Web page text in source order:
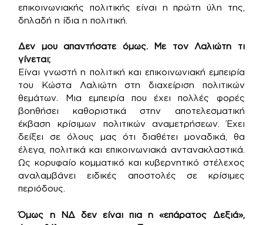
επικοινωνιακής πολιτικής είναι η πρώτη ύλη της,
δηλαδή η ίδια η πολιτική.
Δεν μου απαντήσατε όμως. Με τον Λαλιώτη τι
γίνεται;
Είναι γνωστή η πολιτική και επικοινωνιακή εμπειρία
του Κώστα Λαλιώτη στη διαχείριση πολιτικών
θεμάτων. Μια εμπειρία που έχει πολλές φορές
βοηθήσει καθοριστικά στην αποτελεσματική
έκβαση κρίσιμων πολιτικών αναμετρήσεων. Έχει
δείξει σε όλους μας ότι διαθέτει μοναδικά, θα
έλεγα, πολιτικά και επικοινωνιακά αντανακλαστικά.
Ως κορυφαίο κομματικό και κυβερνητικό στέλεχος
αναλαμβάνει ειδικές αποστολές σε κρίσιμες
περιόδους.
Όμως η ΝΔ δεν είναι πια η «επάρατος Δεξιά»,